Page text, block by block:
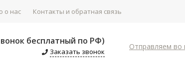
о нас Контакты и обратная связь
бесплатный по РФ)
Заказать звонок
Отправляем во